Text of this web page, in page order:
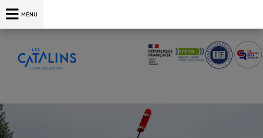
MENU